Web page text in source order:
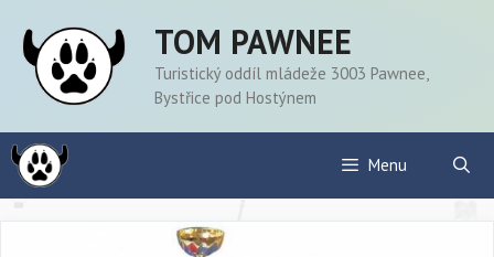
obsah
TOM PAWNEE
Turistický oddíl mládeže 3003 Pawnee,
Bystřice pod Hostýnem
Menu